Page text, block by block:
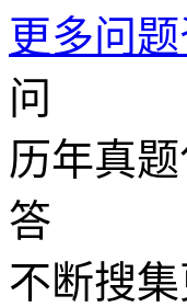
更多问
问
历年真题
答
不断搜